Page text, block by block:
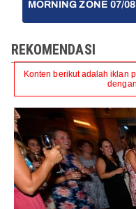
MORNING ZONE 07/08